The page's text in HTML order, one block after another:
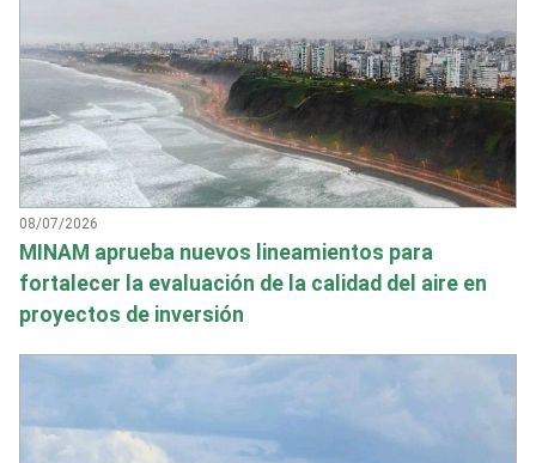
08/07/2026
MINAM aprueba nuevos lineamientos para
fortalecer la evaluación de la calidad del aire en
proyectos de inversión